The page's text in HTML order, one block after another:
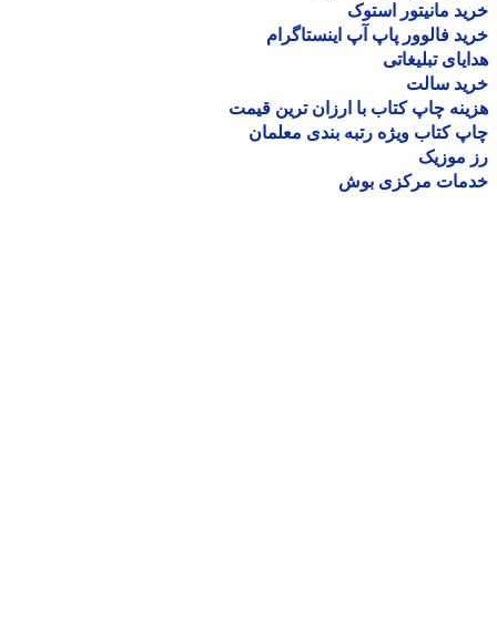
مانیتور استوک
فالوور پاپ آپ اینستاگرام
تبلیغاتی
سالت
چاپ کتاب با ارزان ترین قیمت
کتاب ویژه رتبه بندی معلمان
موزیک
مرکزی بوش